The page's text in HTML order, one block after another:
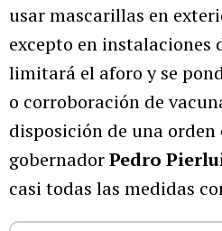
usar mascarillas en
excepto en instalaciones
limitará el aforo y se
o corroboración de
disposición de una
gobernadorPedro
casi todas las medidas